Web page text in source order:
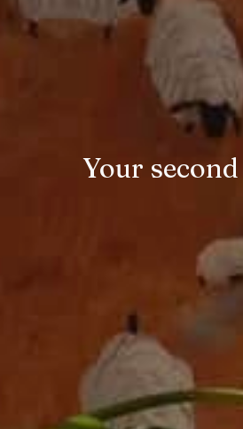
Your second